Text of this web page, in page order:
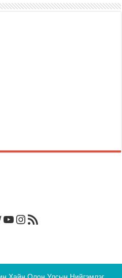
YouTube
Instagram
RSS Feed